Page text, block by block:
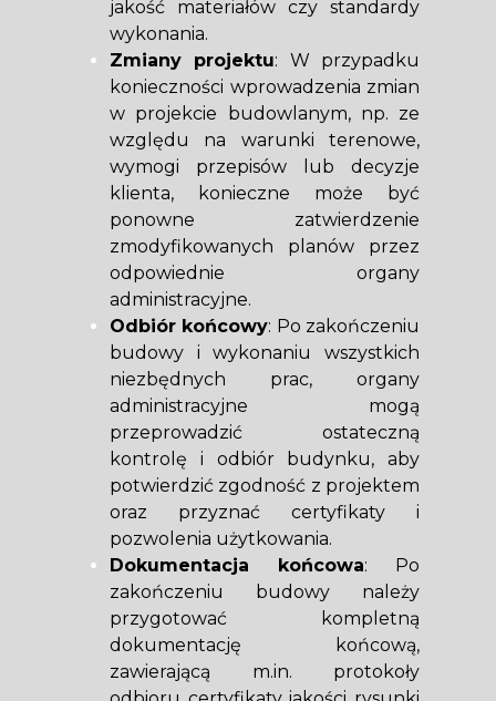
jakość materiałów czy standardy
wykonania.
Zmiany projektu: W przypadku
konieczności wprowadzenia zmian
w projekcie budowlanym, np. ze
względu na warunki terenowe,
wymogi przepisów lub decyzje
klienta, konieczne może być
ponowne zatwierdzenie
zmodyfikowanych planów przez
odpowiednie organy
administracyjne.
Odbiór końcowy: Po zakończeniu
budowy i wykonaniu wszystkich
niezbędnych prac, organy
administracyjne mogą
przeprowadzić ostateczną
kontrolę i odbiór budynku, aby
potwierdzić zgodność z projektem
oraz przyznać certyfikaty i
pozwolenia użytkowania.
Dokumentacja końcowa: Po
zakończeniu budowy należy
przygotować kompletną
dokumentację końcową,
zawierającą m.in. protokoły